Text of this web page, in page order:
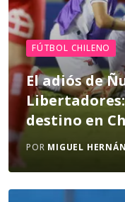
FÚTBOL CHILENO
El adiós de
destino en
POR MIGUEL